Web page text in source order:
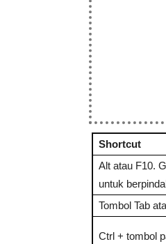
Shortcut
Alt atau F10.
untuk
Tombol Tab
Ctrl + tombol